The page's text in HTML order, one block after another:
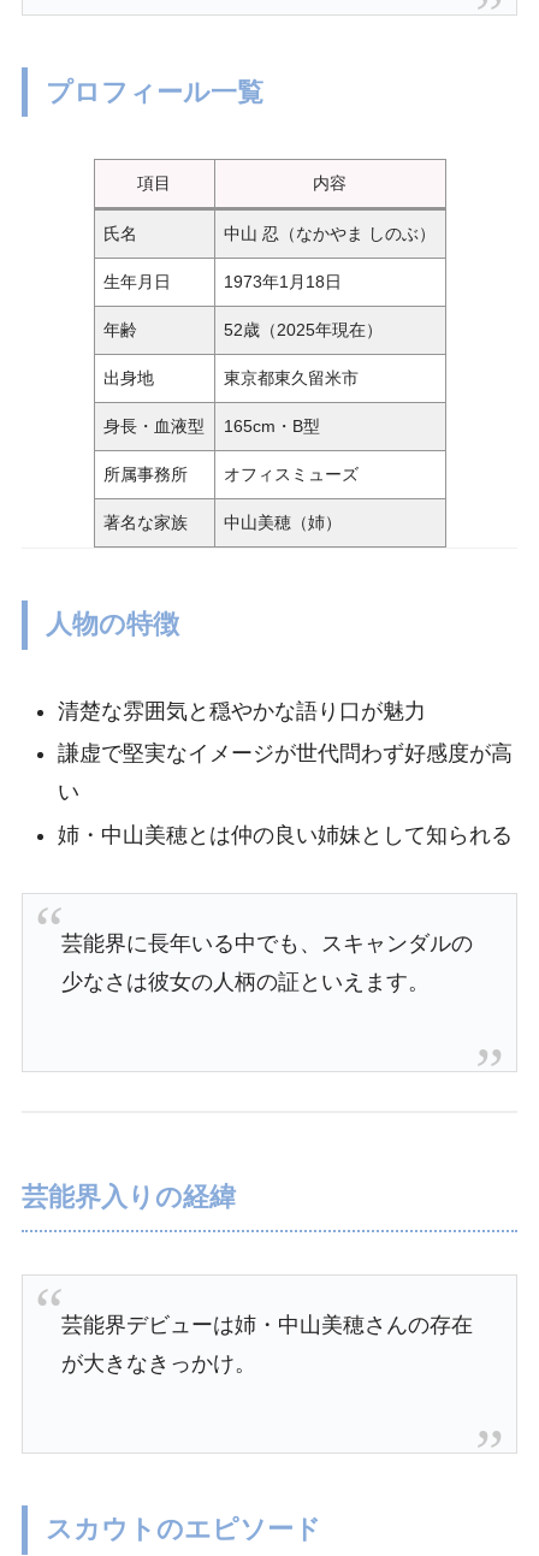
プロフィール一覧
項目 内容
氏名 中山 忍（なかやま しのぶ）
生年月日 1973年1月18日
年齢 52歳（2025年現在）
出身地 東京都東久留米市
身長・血液型 165cm・B型
所属事務所 オフィスミューズ
著名な家族 中山美穂（姉）
人物の特徴
清楚な雰囲気と穏やかな語り口が魅力
謙虚で堅実なイメージが世代問わず好感度が高
い
姉・中山美穂とは仲の良い姉妹として知られる
芸能界に長年いる中でも、スキャンダルの
少なさは彼女の人柄の証といえます。
芸能界入りの経緯
芸能界デビューは姉・中山美穂さんの存在
が大きなきっかけ。
スカウトのエピソード